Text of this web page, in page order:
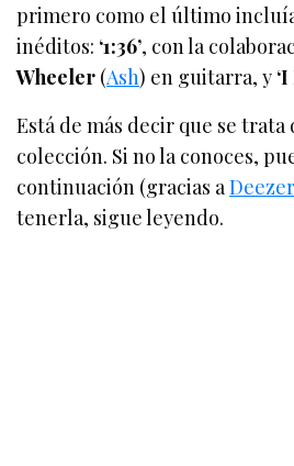
primero como el último
inéditos: ‘1:36’, con la
Wheeler (Ash) en guitarra, y
Está de más decir que se trata
colección. Si no la conoces,
continuación (gracias a
tenerla, sigue leyendo.